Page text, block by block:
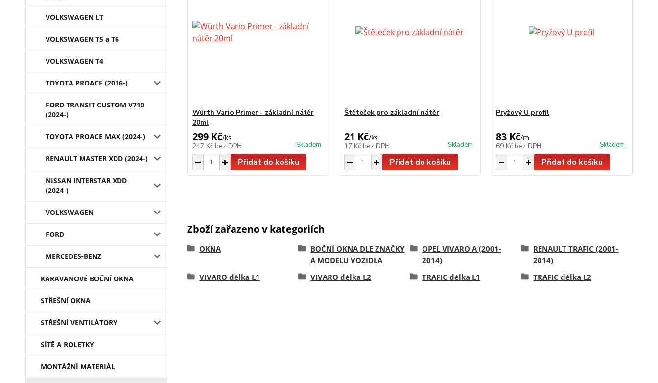
VOLKSWAGEN LT
VOLKSWAGEN T5 a T6
VOLKSWAGEN T4
TOYOTA PROACE (2016-)
FORD TRANSIT CUSTOM V710
(2024-)
TOYOTA PROACE MAX (2024-)
RENAULT MASTER XDD (2024-)
NISSAN INTERSTAR XDD
(2024-)
VOLKSWAGEN
FORD
MERCEDES-BENZ
KARAVANOVÉ BOČNÍ OKNA
STŘEŠNÍ OKNA
STŘEŠNÍ VENTILÁTORY
SÍTĚ A ROLETKY
MONTÁŽNÍ MATERIÁL
Würth Vario Primer - základní nátěr
20ml
299 Kč/ks
247 Kč bez DPH Skladem
Přidat do košíku
Štěteček pro základní nátěr
21 Kč/ks
17 Kč bez DPH Skladem
Přidat do košíku
Pryžový U profil
83 Kč/m
69 Kč bez DPH Skladem
Přidat do košíku
Zboží zařazeno v kategoriích
OKNA
BOČNÍ OKNA DLE ZNAČKY
A MODELU VOZIDLA
OPEL VIVARO A (2001-
2014)
RENAULT TRAFIC (2001-
2014)
VIVARO délka L1
VIVARO délka L2 TRAFIC délka L1 TRAFIC délka L2